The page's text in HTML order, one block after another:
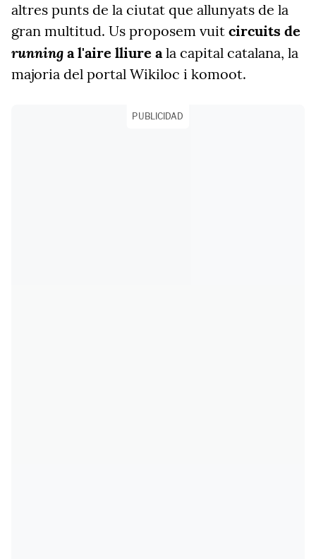
altres punts de la ciutat que allunyats de la
gran multitud. Us proposem vuit circuits de
running a l'aire lliure ala capital catalana, la
majoria del portal Wikiloc i komoot.
PUBLICIDAD